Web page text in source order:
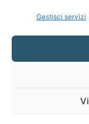
Gestisci servizi